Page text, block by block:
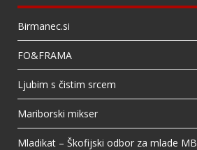
Birmanec.si
FO&FRAMA
Ljubim s čistim srcem
Mariborski mikser
Mladikat – Škofijski odbor za mlade MB